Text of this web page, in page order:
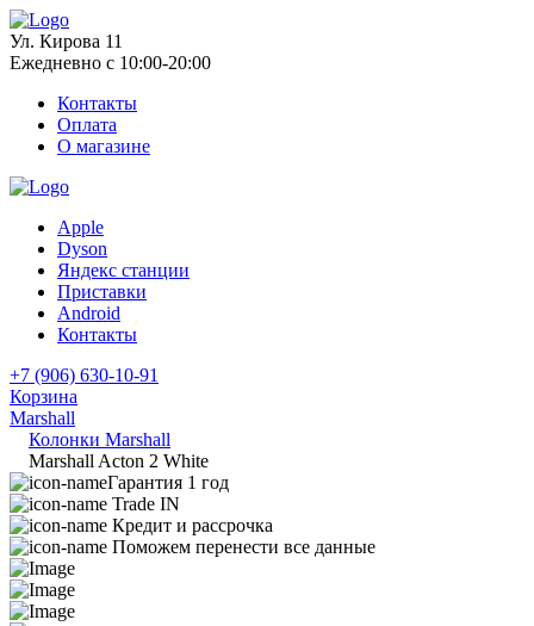
Ул. Кирова 11
Ежедневно с 10:00-20:00
Контакты
Оплата
О магазине
Apple
Dyson
Яндекс станции
Приставки
Android
Контакты
+7 (906) 630-10-91
Корзина
Marshall
Колонки Marshall
Marshall Acton 2 White
Гарантия 1 год
Trade IN
Кредит и рассрочка
Поможем перенести все данные